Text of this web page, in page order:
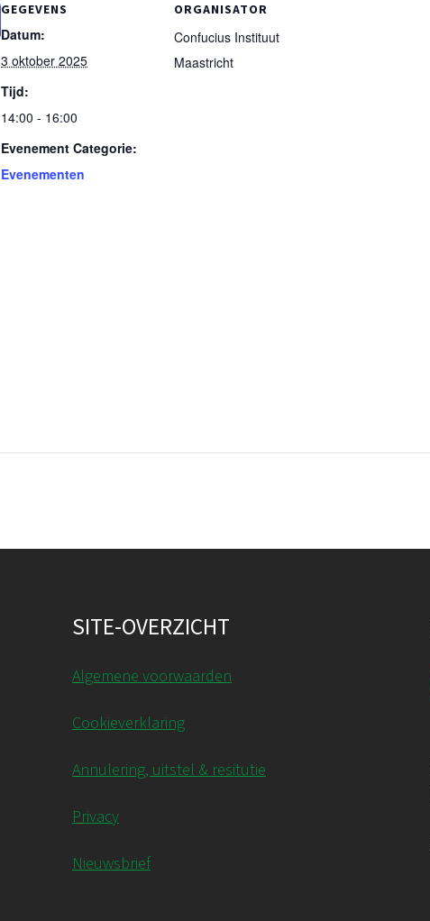
GEGEVENS
Datum:
3 oktober 2025
Tijd:
14:00 - 16:00
Evenement Categorie:
Evenementen
ORGANISATOR
Confucius Instituut
Maastricht
SITE-OVERZICHT
Algemene voorwaarden
Cookieverklaring
Annulering, uitstel & resitutie
Privacy
Nieuwsbrief